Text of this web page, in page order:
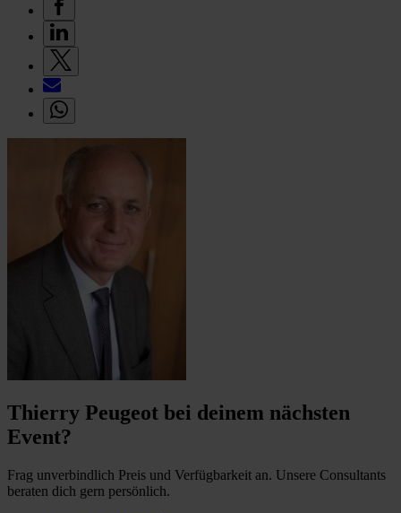
Thierry Peugeot bei deinem nächsten
Event?
Frag unverbindlich Preis und Verfügbarkeit an. Unsere Consultants
beraten dich gern persönlich.